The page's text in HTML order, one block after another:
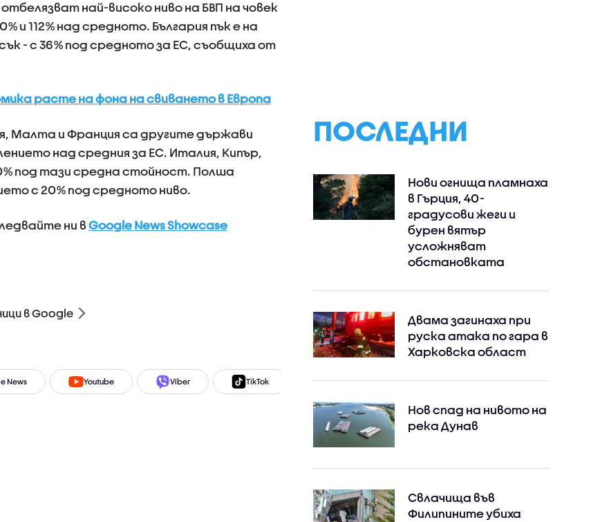
най-високо ниво на БВП на човек
и 112% над средното. България пък е на
- с 36% под средното за ЕС, съобщиха от
расте на фона на свиването в Европа
Малта и Франция са другите държави
над средния за ЕС. Италия, Кипър,
под тази средна стойност. Полша
с 20% под средното ниво.
ни в Google News Showcase
в Google
News Youtube Viber TikTok Instagram Facebook
ПОСЛЕДНИ
Нови огнища пламнаха
в Гърция, 40-
градусови жеги и
бурен вятър
усложняват
обстановката
Двама загинаха при
руска атака по гара в
Харковска област
Нов спад на нивото на
река Дунав
Свлачища във
Филипините убиха